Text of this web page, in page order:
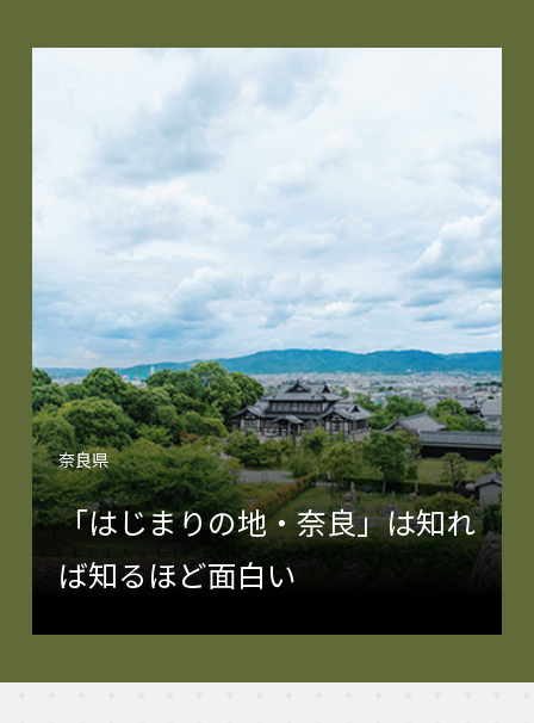
奈良県
「はじまりの地・奈良」は知れ
ば知るほど面白い